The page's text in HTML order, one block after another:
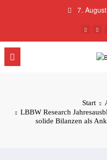
7.
Start
LBBW Research
solide Bilanzen als